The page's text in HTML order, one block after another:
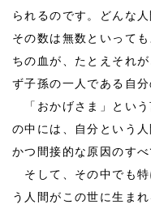
られるのです。どんな
その数は無数といって
ちの血が、たとえそれ
ず子孫の一人である自
「おかげさま」という
の中には、自分という
かつ間接的な原因のす
そして、その中でも特
う人間がこの世に生ま